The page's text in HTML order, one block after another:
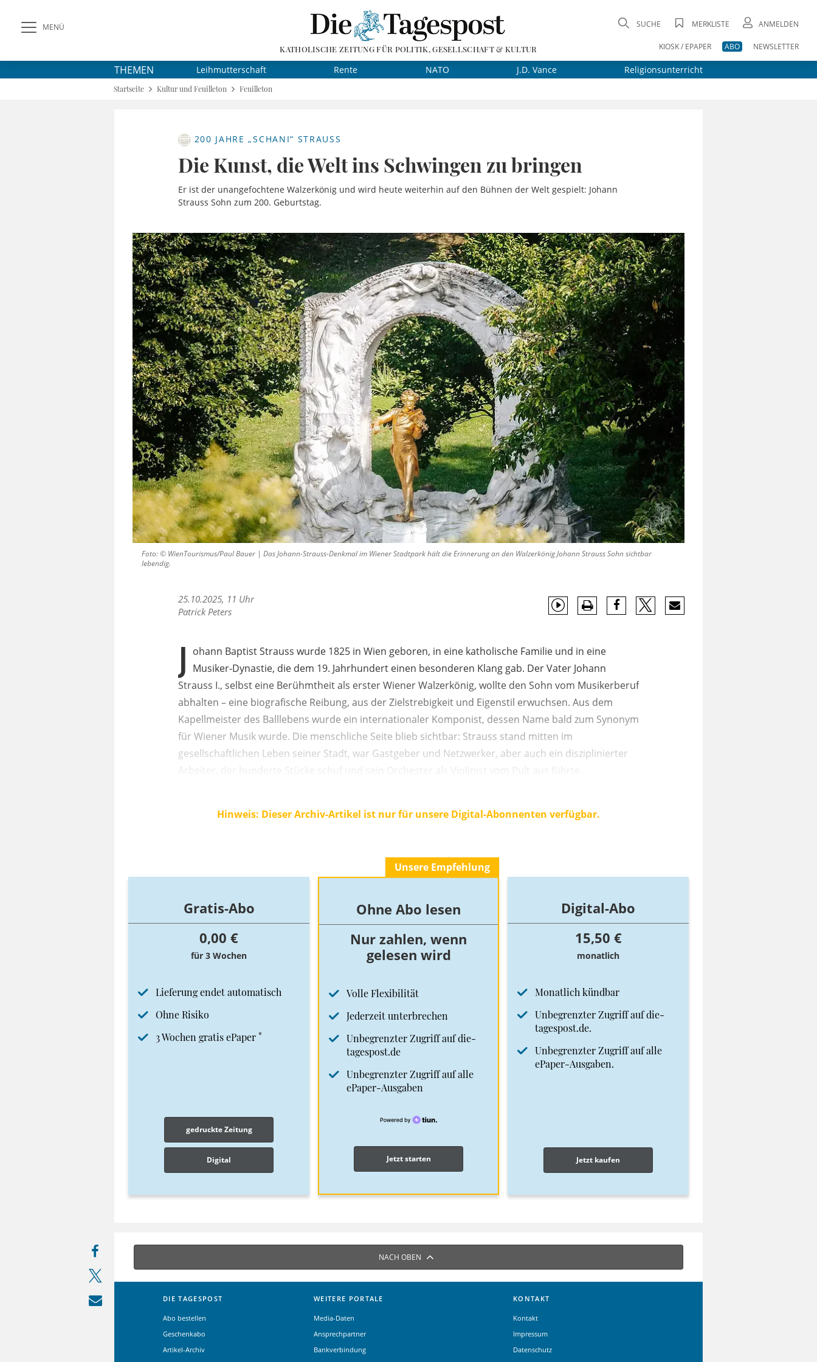
MENÜ
KATHOLISCHE ZEITUNG FÜR POLITIK, GESELLSCHAFT & KULTUR
SUCHE MERKLISTE ANMELDEN
KIOSK / EPAPER ABO NEWSLETTER
THEMEN Leihmutterschaft Rente NATO J.D. Vance Religionsunterricht
Startseite Kultur und Feuilleton Feuilleton
200 JAHRE „SCHANI“ STRAUSS
Die Kunst, die Welt ins Schwingen zu bringen
Er ist der unangefochtene Walzerkönig und wird heute weiterhin auf den Bühnen der Welt gespielt: Johann
Strauss Sohn zum 200. Geburtstag.
Foto: © WienTourismus/Paul Bauer | Das Johann-Strauss-Denkmal im Wiener Stadtpark hält die Erinnerung an den Walzerkönig Johann Strauss Sohn sichtbar
lebendig.
25.10.2025, 11 Uhr
Patrick Peters
J ohann Baptist Strauss wurde 1825 in Wien geboren, in eine katholische Familie und in eine
Musiker-Dynastie, die dem 19. Jahrhundert einen besonderen Klang gab. Der Vater Johann
Strauss I., selbst eine Berühmtheit als erster Wiener Walzerkönig, wollte den Sohn vom Musikerberuf
abhalten – eine biografische Reibung, aus der Zielstrebigkeit und Eigenstil erwuchsen. Aus dem
Kapellmeister des Balllebens wurde ein internationaler Komponist, dessen Name bald zum Synonym
für Wiener Musik wurde. Die menschliche Seite blieb sichtbar: Strauss stand mitten im
gesellschaftlichen Leben seiner Stadt, war Gastgeber und Netzwerker, aber auch ein disziplinierter
Arbeiter, der hunderte Stücke schuf und sein Orchester als Violinist vom Pult aus führte.
Hinweis: Dieser Archiv-Artikel ist nur für unsere Digital-Abonnenten verfügbar.
Gratis-Abo
0,00 €
für 3 Wochen
Lieferung endet automatisch
Ohne Risiko
3 Wochen gratis ePaper *
gedruckte Zeitung
Digital
Unsere Empfehlung
Ohne Abo lesen
Nur zahlen, wenn
gelesen wird
Volle Flexibilität
Jederzeit unterbrechen
Unbegrenzter Zugriff auf die-
tagespost.de
Unbegrenzter Zugriff auf alle
ePaper-Ausgaben
Jetzt starten
Digital-Abo
15,50 €
monatlich
Monatlich kündbar
Unbegrenzter Zugriff auf die-
tagespost.de.
Unbegrenzter Zugriff auf alle
ePaper-Ausgaben.
Jetzt kaufen
NACH OBEN
DIE TAGESPOST
Abo bestellen
Geschenkabo
Artikel-Archiv
WEITERE PORTALE
Media-Daten
Ansprechpartner
Bankverbindung
KONTAKT
Kontakt
Impressum
Datenschutz